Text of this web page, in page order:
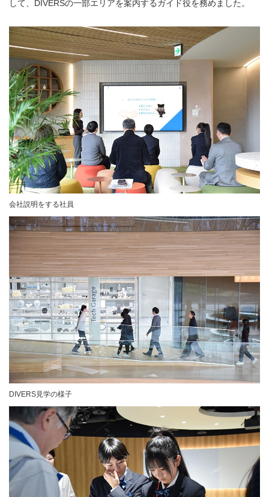
して、DIVERSの一部エリアを案内するガイド役を務めました。
会社説明をする社員
DIVERS見学の様子